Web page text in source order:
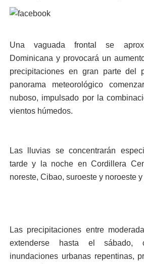
Una vaguada frontal se
Dominicana y provocará un
precipitaciones en gran parte del
panorama meteorológico
nuboso, impulsado por la
vientos húmedos.
Las lluvias se concentrarán
tarde y la noche en Cordillera
noreste, Cibao, suroeste y noroeste
Las precipitaciones entre
extenderse hasta el sábado,
inundaciones urbanas repentinas,